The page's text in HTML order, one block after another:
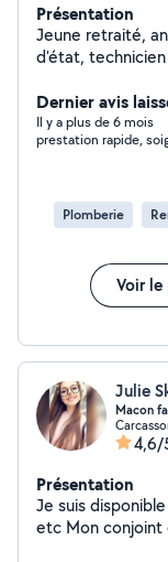
Présentation
Jeune retraité,
d'état,
J'aime aussi faire
suis
magnétisme et à
Dernier avis
Il y a plus de 6 mois
prestation rapide,
Plomberie
Voir
Julie
Macon
4,6/
Présentation
Je suis
etc Mon conjoint est dans le métier du bâtiment depuis